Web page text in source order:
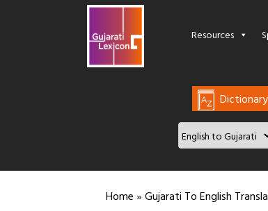
Resources
Dictionary
Home » Gujarati To English